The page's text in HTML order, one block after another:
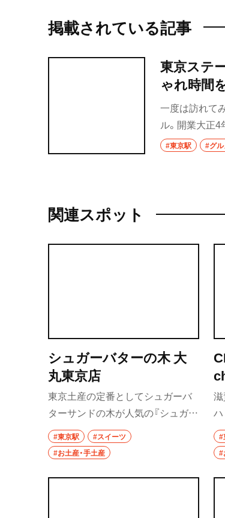
掲載されている記事
東京ステ
ゃれ時間
一度は訪れて
ル。開業大正4
られる。少し
#東京駅 #グ
関連スポット
シュガーバターの木 大
丸東京店
東京土産の定番としてシュガーバ
ターサンドの木が人気の『シュガー
バターの木』。大丸東京店では、生
仕立てのパティスリーシュガーバ
ターの木 生バターサンドを10時～
と17時～の1日2回の時間限定販売
#東京駅
#スイーツ
#お土産・手土産
#
#